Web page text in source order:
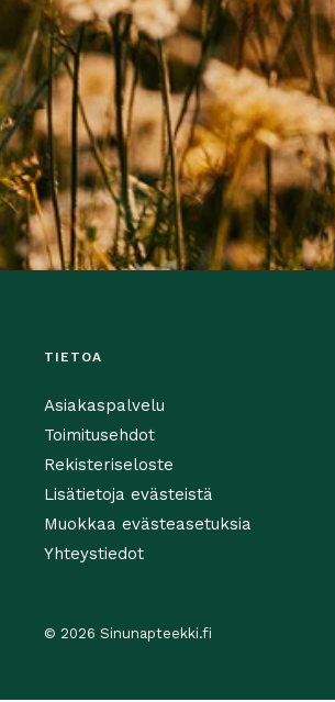
TIETOA
Asiakaspalvelu
Toimitusehdot
Rekisteriseloste
Lisätietoja evästeistä
Muokkaa evästeasetuksia
Yhteystiedot
© 2026 Sinunapteekki.fi